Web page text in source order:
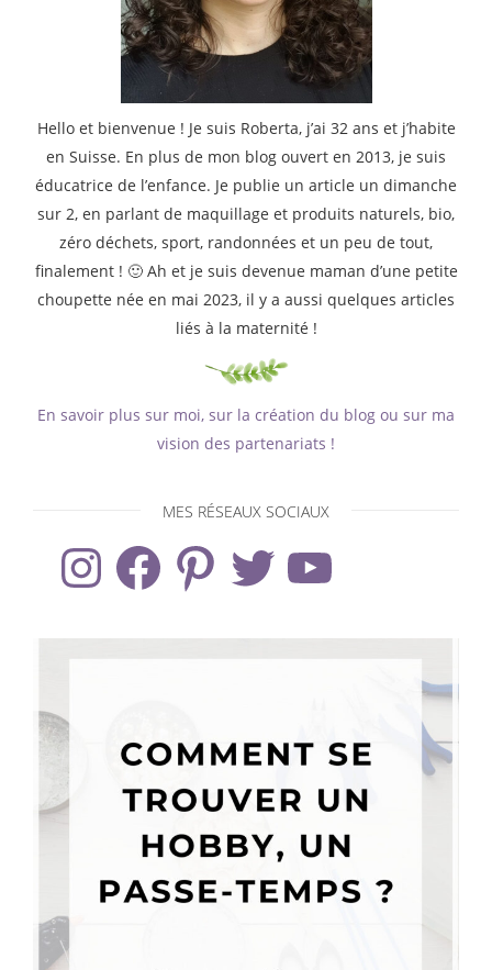
Hello et bienvenue ! Je suis Roberta, j’ai 32 ans et j’habite
en Suisse. En plus de mon blog ouvert en 2013, je suis
éducatrice de l’enfance. Je publie un article un dimanche
sur 2, en parlant de maquillage et produits naturels, bio,
zéro déchets, sport, randonnées et un peu de tout,
finalement ! 🙂 Ah et je suis devenue maman d’une petite
choupette née en mai 2023, il y a aussi quelques articles
liés à la maternité !
En savoir plus sur moi, sur la création du blog ou sur ma
vision des partenariats !
MES RÉSEAUX SOCIAUX
InstagramFacebook PinterestTwitter YouTube